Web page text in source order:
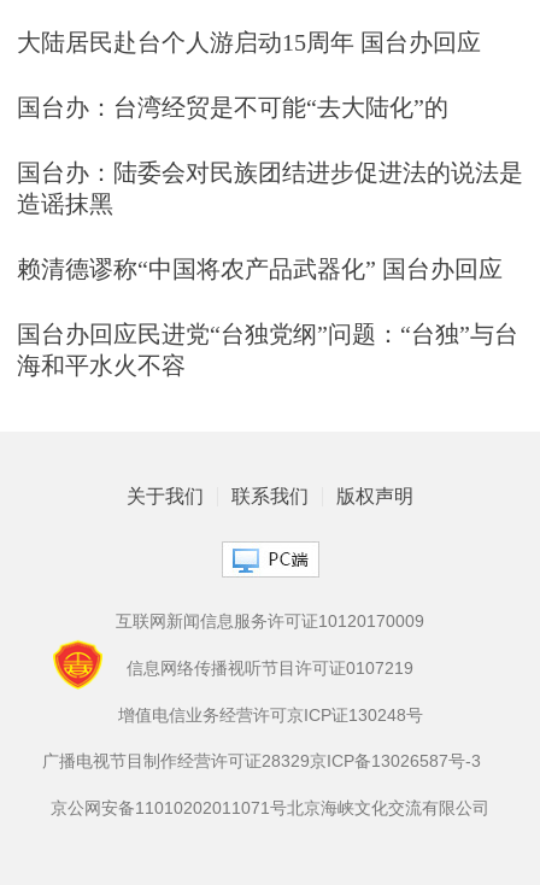
大陆居民赴台个人游启动15周年 国台办回应
国台办：台湾经贸是不可能“去大陆化”的
国台办：陆委会对民族团结进步促进法的说法是
造谣抹黑
赖清德谬称“中国将农产品武器化” 国台办回应
国台办回应民进党“台独党纲”问题：“台独”与台
海和平水火不容
关于我们 联系我们 版权声明
互联网新闻信息服务许可证10120170009
信息网络传播视听节目许可证0107219
增值电信业务经营许可京ICP证130248号
广播电视节目制作经营许可证28329京ICP备13026587号-3
京公网安备11010202011071号北京海峡文化交流有限公司